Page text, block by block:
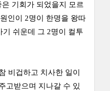
기회가 되었을지 모르
인이 2명이 한명을 왕따
쉬운데 그 2명이 컬투
비겁하고 치사한 일이
고받으며 지나갈 수 있